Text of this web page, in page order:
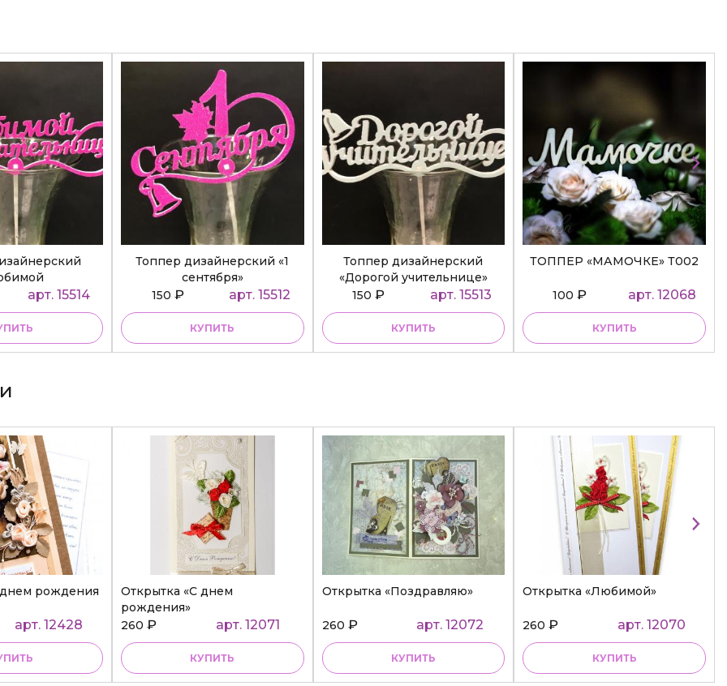
арт. 15514
Топпер дизайнерский «1
сентября»
150 ₽ арт. 15512
КУПИТЬ
Топпер дизайнерский
«Дорогой учительнице»
150₽ арт. 15513
КУПИТЬ
ТОППЕР «МАМОЧКЕ» Т002
100₽ арт. 12068
КУПИТЬ
рождения
арт. 12428
Открытка «С днем
рождения»
260 ₽ арт. 12071
КУПИТЬ
Открытка «Поздравляю»
260 ₽ арт. 12072
КУПИТЬ
Открытка «Любимой»
260₽ арт. 12070
КУПИТЬ